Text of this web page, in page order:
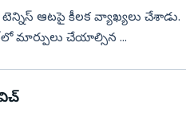
టెన్నిస్ ఆట‌పై కీల‌క వ్యాఖ్య‌లు చేశాడు.
మార్పులు చేయాల్సిన ...